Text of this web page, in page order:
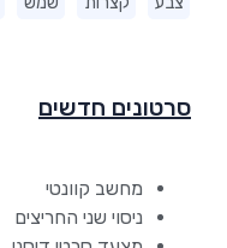
סרטונים חדשים
מחשב קוונטי
ניסוי שני החריצים